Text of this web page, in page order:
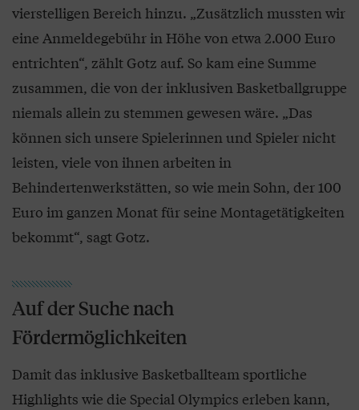
vierstelligen Bereich hinzu. „Zusätzlich mussten wir
eine Anmeldegebühr in Höhe von etwa 2.000 Euro
entrichten“, zählt Gotz auf. So kam eine Summe
zusammen, die von der inklusiven Basketballgruppe
niemals allein zu stemmen gewesen wäre. „Das
können sich unsere Spielerinnen und Spieler nicht
leisten, viele von ihnen arbeiten in
Behindertenwerkstätten, so wie mein Sohn, der 100
Euro im ganzen Monat für seine Montagetätigkeiten
bekommt“, sagt Gotz.
Auf der Suche nach
Fördermöglichkeiten
Damit das inklusive Basketballteam sportliche
Highlights wie die Special Olympics erleben kann,